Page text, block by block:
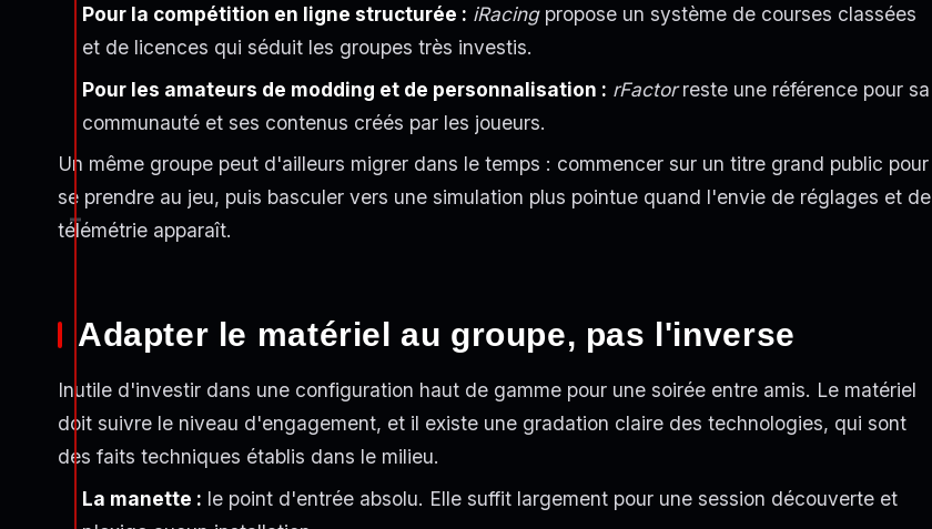
Pour la compétition en ligne structurée : iRacingpropose un système de courses classées
et de licences qui séduit les groupes très investis.
Pour les amateurs de modding et de personnalisation : rFactorreste une référence pour sa
communauté et ses contenus créés par les joueurs.
Un même groupe peut d'ailleurs migrer dans le temps : commencer sur un titre grand public pour
se prendre au jeu, puis basculer vers une simulation plus pointue quand l'envie de réglages et de
télémétrie apparaît.
Adapter le matériel au groupe, pas l'inverse
Inutile d'investir dans une configuration haut de gamme pour une soirée entre amis. Le matériel
doit suivre le niveau d'engagement, et il existe une gradation claire des technologies, qui sont
des faits techniques établis dans le milieu.
La manette : le point d'entrée absolu. Elle suffit largement pour une session découverte et